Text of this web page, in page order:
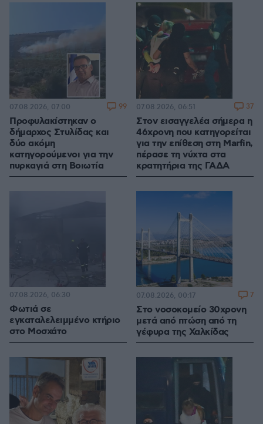
Προφυλακίστηκαν ο
δήμαρχος Στυλίδας και
δύο ακόμη
κατηγορούμενοι για την
πυρκαγιά στη Βοιωτία
07.08.2026, 07:00 99
Στον εισαγγελέα σήμερα η
46χρονη που κατηγορείται
για την επίθεση στη Marfin,
πέρασε τη νύχτα στα
κρατητήρια της ΓΑΔΑ
07.08.2026, 06:51 37
Φωτιά σε
εγκαταλελειμμένο κτήριο
στο Μοσχάτο
07.08.2026, 06:30
Στο νοσοκομείο 30χρονη
μετά από πτώση από τη
γέφυρα της Χαλκίδας
07.08.2026, 00:17 7